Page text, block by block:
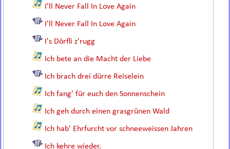
I'll Never Fall In Love Again
I'll Never Fall In Love Again
I's Dörfli z'rugg
Ich bete an die Macht der Liebe
Ich brach drei dürre Reiselein
Ich fang' für euch den Sonnenschein
Ich geh durch einen grasgrünen Wald
Ich hab' Ehrfurcht vor schneeweissen Jahren
Ich kehre wieder.